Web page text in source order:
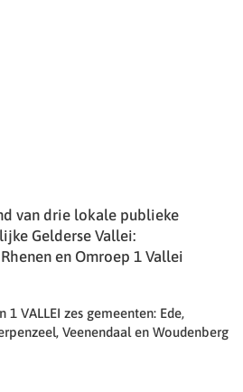
van drie lokale publieke
Gelderse Vallei:
en Omroep 1 Vallei
VALLEI zes gemeenten: Ede,
Veenendaal en Woudenberg